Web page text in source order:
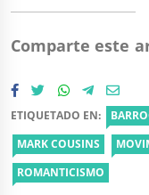
Comparte este
ETIQUETADO EN:
MARK COUSINS
ROMANTICISMO